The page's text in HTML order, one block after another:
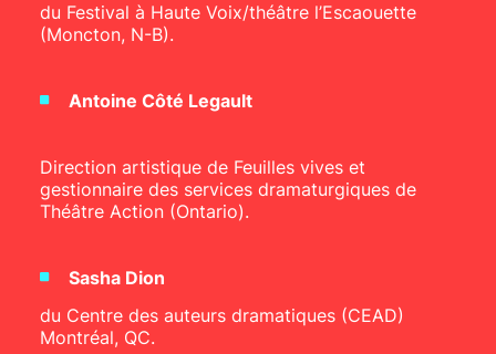
du Festival à Haute Voix/théâtre l’Escaouette
(Moncton, N-B).
Antoine Côté Legault
Direction artistique de Feuilles vives et
gestionnaire des services dramaturgiques de
Théâtre Action (Ontario).
Sasha Dion
du Centre des auteurs dramatiques (CEAD)
Montréal, QC.